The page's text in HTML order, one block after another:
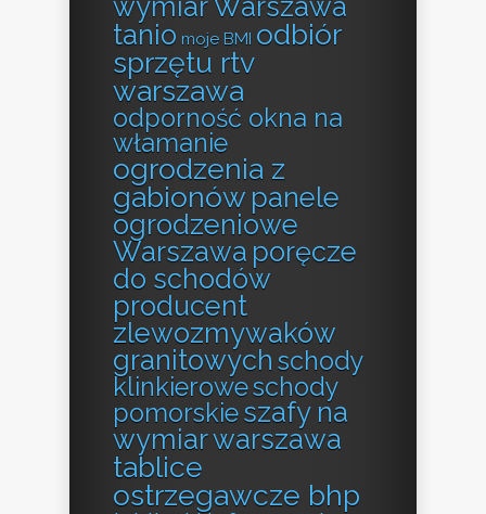
tanio moje BMI odbiór
sprzętu rtv
warszawa
odporność okna na
włamanie
ogrodzenia z
gabionów panele
ogrodzeniowe
Warszawa poręcze
do schodów
producent
zlewozmywaków
granitowych schody
klinkieroweschody
pomorskieszafy na
wymiar warszawa
tablice
ostrzegawcze bhp